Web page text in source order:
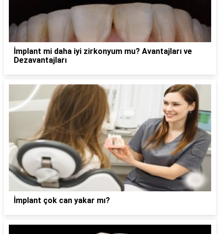
İmplant mi daha iyi zirkonyum mu? Avantajları ve
Dezavantajları
İmplant çok can yakar mı?